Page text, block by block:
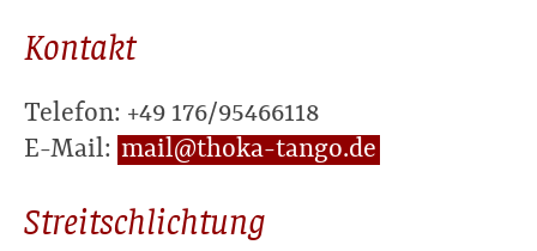
Kontakt
Telefon: +49 176/95466118
E-Mail: mail@thoka-tango.de
Streitschlichtung